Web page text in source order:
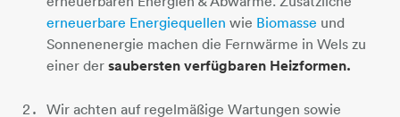
erneuerbare Energiequellen ​​​​​​​ wie Biomasse und
Sonnenenergie machen die Fernwärme in Wels zu
einer der saubersten verfügbaren Heizformen.
Wir achten auf regelmäßige Wartungen sowie